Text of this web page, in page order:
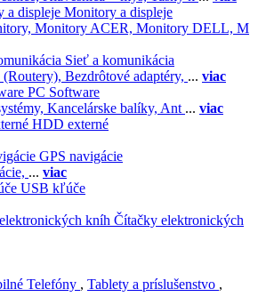
Monitory a displeje
Monitory ACER, Monitory DELL, M
Sieť a komunikácia
(Routery), Bezdrôtové adaptéry, ... viac
PC Software
Kancelárske balíky, Ant ... viac
HDD externé
GPS navigácie
... viac
USB kľúče
Čítačky elektronických
Telefóny , Tablety a príslušenstvo ,